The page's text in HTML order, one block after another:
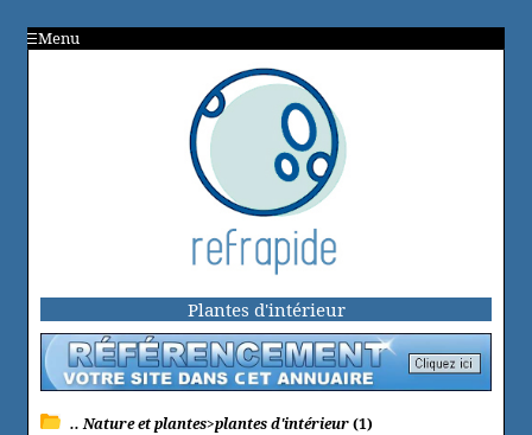
Menu
Plantes d'intérieur
.. Nature et plantes>plantes d'intérieur(1)